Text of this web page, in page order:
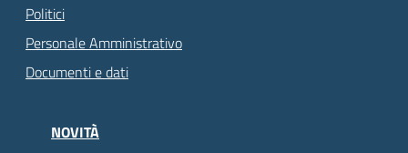
Politici
Personale Amministrativo
Documenti e dati
NOVITÀ